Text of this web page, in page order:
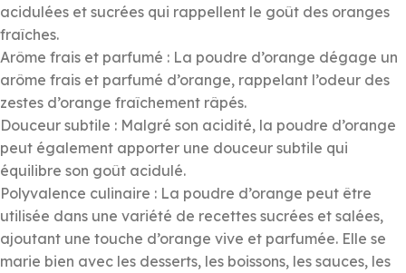
acidulées et sucrées qui rappellent le goût des oranges
fraîches.
Arôme frais et parfumé : La poudre d’orange dégage un
arôme frais et parfumé d’orange, rappelant l’odeur des
zestes d’orange fraîchement râpés.
Douceur subtile : Malgré son acidité, la poudre d’orange
peut également apporter une douceur subtile qui
équilibre son goût acidulé.
Polyvalence culinaire : La poudre d’orange peut être
utilisée dans une variété de recettes sucrées et salées,
ajoutant une touche d’orange vive et parfumée. Elle se
marie bien avec les desserts, les boissons, les sauces, les